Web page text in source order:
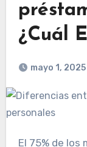
¿Cuál
mayo 1, 2025
El 75% de los microcréditos en España financian